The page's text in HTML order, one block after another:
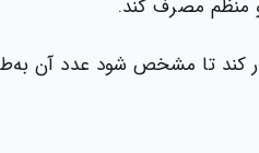
منظم مصرف کند.
کند تا مشخص شود عدد آن